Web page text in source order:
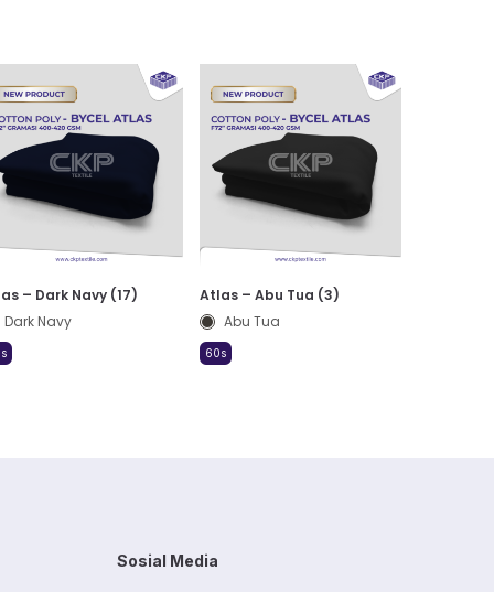
– Dark Navy (17)
Dark Navy
Atlas – Abu Tua (3)
Abu Tua
60s
Sosial Media